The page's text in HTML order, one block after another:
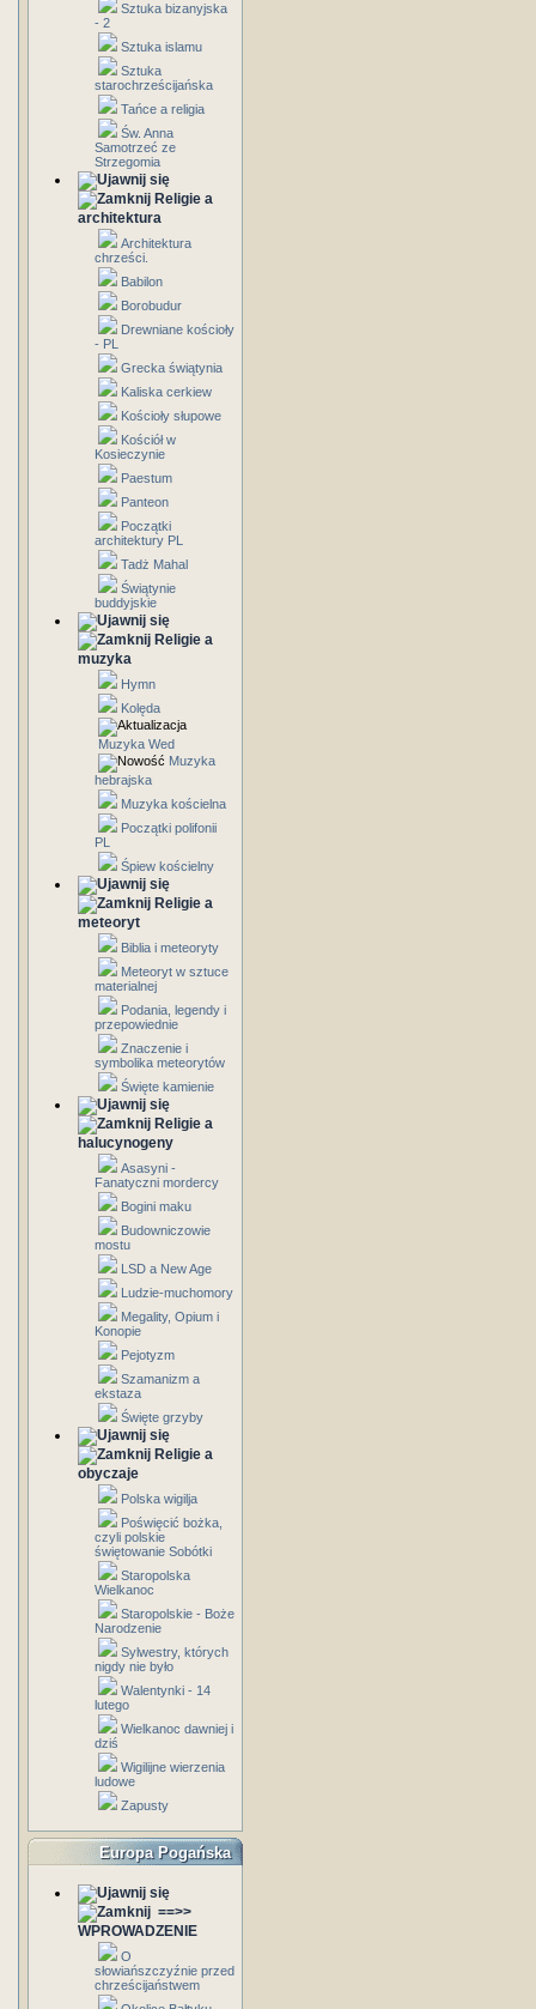
Sztuka bizanyjska
- 2
Sztuka islamu
Sztuka
starochrześcijańska
Tańce a religia
Św. Anna
Samotrzeć ze
Strzegomia
Religie a
architektura
Architektura
chrześci.
Babilon
Borobudur
Drewniane kościoły
- PL
Grecka świątynia
Kaliska cerkiew
Kościoły słupowe
Kościół w
Kosieczynie
Paestum
Panteon
Początki
architektury PL
Tadż Mahal
Świątynie
buddyjskie
Religie a
muzyka
Hymn
Kolęda
Muzyka Wed
Muzyka
hebrajska
Muzyka kościelna
Początki polifonii
PL
Śpiew kościelny
Religie a
meteoryt
Biblia i meteoryty
Meteoryt w sztuce
materialnej
Podania, legendy i
przepowiednie
Znaczenie i
symbolika meteorytów
Święte kamienie
Religie a
halucynogeny
Asasyni -
Fanatyczni mordercy
Bogini maku
Budowniczowie
mostu
LSD a New Age
Ludzie-muchomory
Megality, Opium i
Konopie
Pejotyzm
Szamanizm a
ekstaza
Święte grzyby
Religie a
obyczaje
Polska wigilja
Poświęcić bożka,
czyli polskie
świętowanie Sobótki
Staropolska
Wielkanoc
Staropolskie - Boże
Narodzenie
Sylwestry, których
nigdy nie było
Walentynki - 14
lutego
Wielkanoc dawniej i
dziś
Wigilijne wierzenia
ludowe
Zapusty
Europa Pogańska
==>>
WPROWADZENIE
O
słowiańszczyźnie przed
chrześcijaństwem